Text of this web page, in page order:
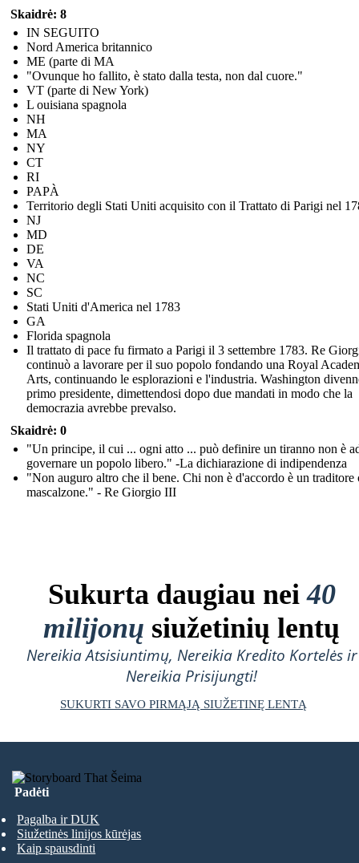
Skaidrė: 8
IN SEGUITO
Nord America britannico
ME (parte di MA
"Ovunque ho fallito, è stato dalla testa, non dal cuore."
VT (parte di New York)
L ouisiana spagnola
NH
MA
NY
CT
RI
PAPÀ
Territorio degli Stati Uniti acquisito con il Trattato di Parigi nel
NJ
MD
DE
VA
NC
SC
Stati Uniti d'America nel 1783
GA
Florida spagnola
Il trattato di pace fu firmato a Parigi il 3 settembre 1783. Re
continuò a lavorare per il suo popolo fondando una Royal
Arts, continuando le esplorazioni e l'industria. Washington
primo presidente, dimettendosi dopo due mandati in modo che la
democrazia avrebbe prevalso.
Skaidrė: 0
"Un principe, il cui ... ogni atto ... può definire un tiranno non è
governare un popolo libero." -La dichiarazione di indipendenza
"Non auguro altro che il bene. Chi non è d'accordo è un traditore
mascalzone." - Re Giorgio III
Sukurta daugiau nei40
milijonų siužetinių lentų
Nereikia Atsisiuntimų, Nereikia Kredito Kortelės ir
Nereikia Prisijungti!
SUKURTI SAVO PIRMĄJĄ SIUŽETINĘ LENTĄ
Padėti
Pagalba ir DUK
Siužetinės linijos kūrėjas
Kaip spausdinti